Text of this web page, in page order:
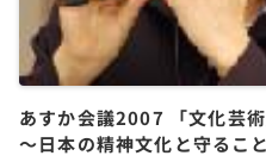
あすか会議2007 「文化芸
～日本の精神文化と守るこ